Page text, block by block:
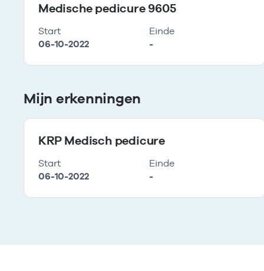
Medische pedicure 9605
Start
06-10-2022
Einde
-
Mijn erkenningen
KRP Medisch pedicure
Start
06-10-2022
Einde
-